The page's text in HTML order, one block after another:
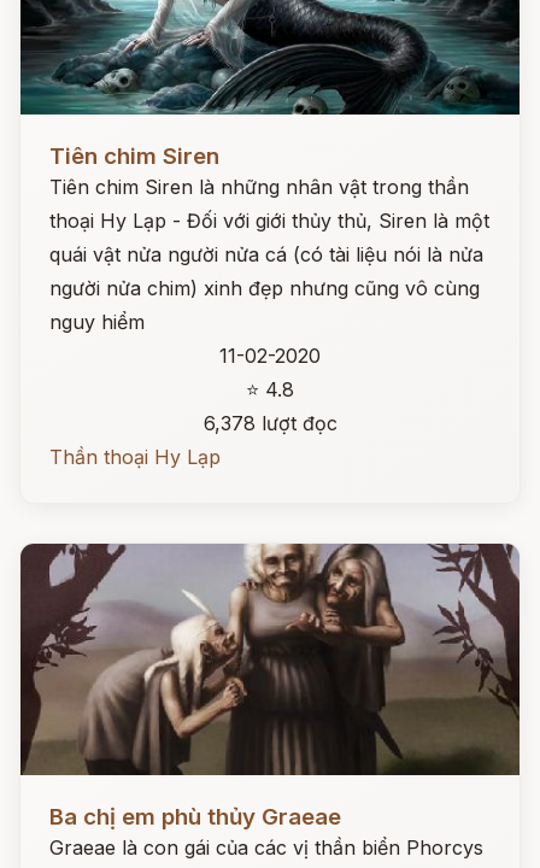
Tiên chim Siren
Tiên chim Siren là những nhân vật trong thần
thoại Hy Lạp - Đối với giới thủy thủ, Siren là một
quái vật nửa người nửa cá (có tài liệu nói là nửa
người nửa chim) xinh đẹp nhưng cũng vô cùng
nguy hiểm
11-02-2020
⭐ 4.8
6,378 lượt đọc
Thần thoại Hy Lạp
Ba chị em phù thủy Graeae
Graeae là con gái của các vị thần biển Phorcys